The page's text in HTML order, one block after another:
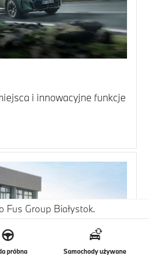
i innowacyjne funkcje
Fus Group Białystok.
próbna Samochody używane